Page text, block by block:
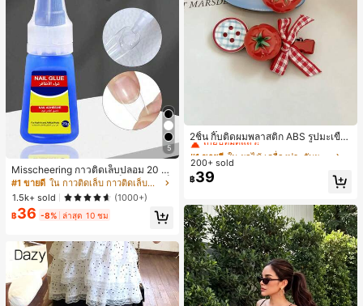
5
Misscheering กาวติดเล็บปลอม 20 กรั
ม แรงยึดสูง เจลสติกเกอร์เล็บนุ่ม แห้งเร็
ว เหมาะสำหรับผู้เริ่มต้นทำเล็บ ติดทนน
าน
#1 ขายดี
ใน กาวติดเล็บ กาวติดเล็บและสารยึดติด
1.5k+ sold
(1000+)
฿36 -8% ล่าสุด 10 ชม
2ชิ้น กิ๊บติดผมพลาสติก ABS รูปมะเขือเ
ทศสีแดงน่ารัก สไตล์เกาหลีมินิมอล สำ
หรับติดผมหน้าม้า ใส่ประจำวันและไปโ
รงเรียน กิ๊บติดผม
เกือบหมดแล้ว!
#1 ขายดี
เกือบหมดแล้ว!
#1 ขายดี
เกือบหมดแล้ว!
#1 ขายดี
200+ sold
฿39